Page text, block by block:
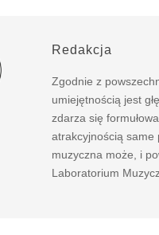
Redakcja
Zgodnie z
umiejętnością jest
zdarza się
atrakcyjnością same
muzyczna może, i
Laboratorium